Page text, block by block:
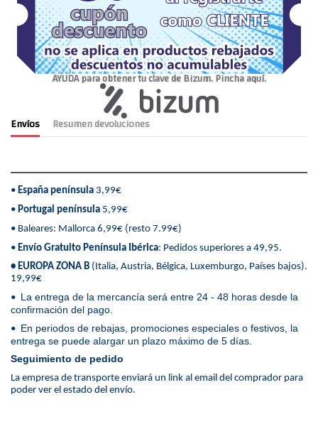
AYUDA para obtener tu clave de Bizum. Pincha aquí.
Envíos Resumen devoluciones
• España península 3,99€
• Portugal península 5,99€
• Baleares: Mallorca 6,99€ (resto 7.99€)
• Envío Gratuito Península Ibérica: Pedidos superiores a 49,95.
• EUROPA ZONA B (Italia, Austria, Bélgica, Luxemburgo, Países bajos).
19,99€
• La entrega de la mercancía será entre 24 - 48 horas desde la
confirmación del pago.
• En periodos de rebajas, promociones especiales o festivos, la
entrega se puede alargar un plazo máximo de 5 días.
Seguimiento de pedido
La empresa de transporte enviará un link al email del comprador para
poder ver el estado del envío.